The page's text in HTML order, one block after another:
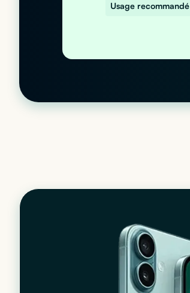
Usage recommandé